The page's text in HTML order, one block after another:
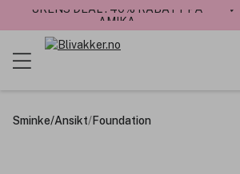
UKENS DEAL : 40% RABATT PÅ
AMIKA
✓
Sminke/Ansikt/Foundation